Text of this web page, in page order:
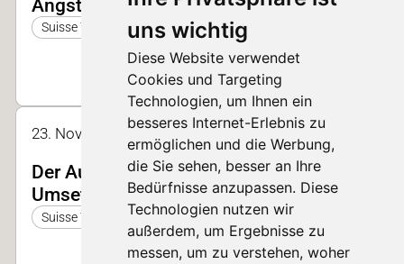
uns wichtig
Diese Website verwendet
Cookies und Targeting
Technologien, um Ihnen ein
besseres Internet-Erlebnis zu
ermöglichen und die Werbung,
die Sie sehen, besser an Ihre
Bedürfnisse anzupassen. Diese
Technologien nutzen wir
außerdem, um Ergebnisse zu
messen, um zu verstehen, woher
Angst vor der Digitalisierung
Suisse Tier 2023
23. Nov. 2025 12:15 - 12:35 | Halle 2
Der Ausstieg aus dem Kükentöten in der
Umsetzung
Suisse Tier 2025